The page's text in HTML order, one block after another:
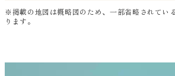
※掲載の地図は概略図のため、一部省略されてい
ります。